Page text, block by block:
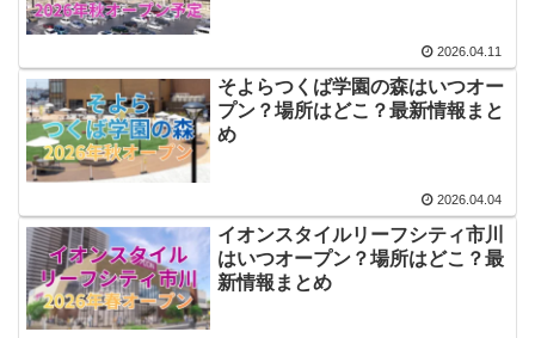
2026.04.11
そよらつくば学園の森はいつオー
プン？場所はどこ？最新情報まと
め
2026.04.04
イオンスタイルリーフシティ市川
はいつオープン？場所はどこ？最
新情報まとめ